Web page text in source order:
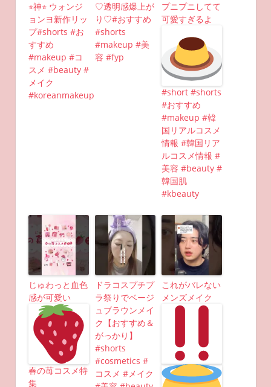
⭐︎神⭐︎ ウォンジ
ョンヨ新作リッ
プ#shorts #お
すすめ
#makeup #コ
スメ #beauty #
メイク
#koreanmakeup
♡透明感爆上が
り♡#おすすめ
#shorts
#makeup #美
容 #fyp
プニプニしてて
可愛すぎるよ
#short #shorts
#おすすめ
#makeup #韓
国リアルコスメ
情報 #韓国リア
ルコスメ情報 #
美容 #beauty #
韓国肌
#kbeauty
じゅわっと血色
感が可愛い
春の苺コスメ特
集
ドラコスプチプ
ラ祭りでベージ
ュブラウンメイ
ク【おすすめ＆
がっかり】
#shorts
#cosmetics #
コスメ #メイク
これがバレない
メンズメイク